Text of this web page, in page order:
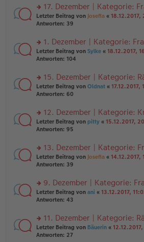
tr
a
g
e
n
er
tr
a
g
n
g
el
e
n
er
tr
a
g
rs
te
n
g
el
e
n
er
tr
a
g
17. Dezember | Kategorie:
Letzter Beitrag von Josefia « 18.12.2017,
Antworten: 39
rs
te
n
g
el
e
n
er
tr
a
g
1. Dezember | Kategorie:
Letzter Beitrag von Sylke « 18.12.2017,
Antworten: 104
rs
te
n
g
el
e
n
er
tr
a
g
15. Dezember | Kategorie:
Letzter Beitrag von Oldnat « 17.12.2017,
Antworten: 60
rs
te
n
g
el
e
n
er
tr
a
g
12. Dezember | Kategorie:
Letzter Beitrag von pitty « 15.12.2017,
Antworten: 95
rs
te
n
g
el
e
n
er
13. Dezember | Kategorie:
Letzter Beitrag von Josefia « 14.12.2017,
Antworten: 39
rs
te
n
g
el
9. Dezember | Kategorie:
Letzter Beitrag von ani « 13.12.2017,
Antworten: 43
rs
te
11. Dezember | Kategorie:
Letzter Beitrag von Bäuerin «
Antworten: 27